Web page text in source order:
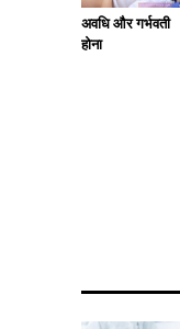
अवधि और गर्भवती
होना